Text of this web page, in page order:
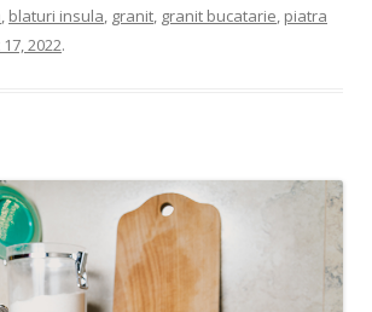
, blaturi insula, granit, granit bucatarie, piatra
2022.